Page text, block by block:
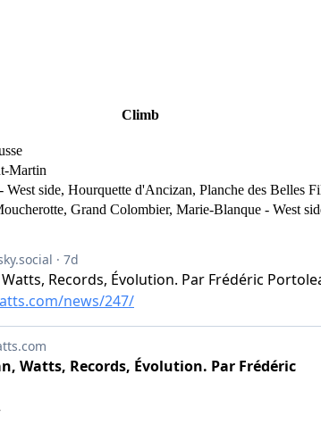
Climb
Martin
side, Hourquette d'Ancizan, Planche des Belles
Grand Colombier, Marie-Blanque - West